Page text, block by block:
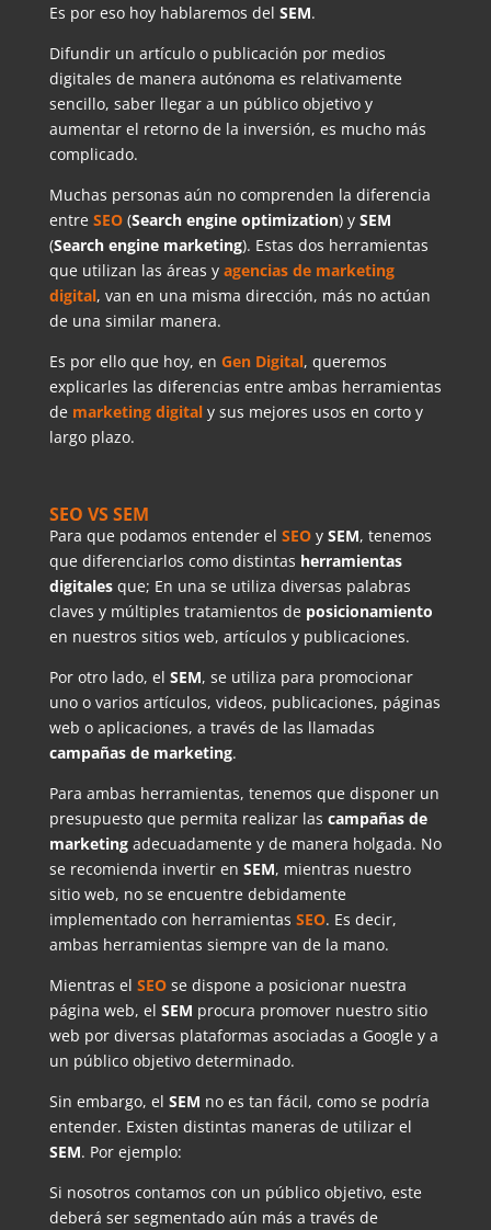
Es por eso hoy hablaremos del SEM.
Difundir un artículo o publicación por medios
digitales de manera autónoma es relativamente
sencillo, saber llegar a un público objetivo y
aumentar el retorno de la inversión, es mucho más
complicado.
Muchas personas aún no comprenden la diferencia
entre SEO(Search engine optimization) y SEM
(Search engine marketing). Estas dos herramientas
que utilizan las áreas y agencias de marketing
digital, van en una misma dirección, más no actúan
de una similar manera.
Es por ello que hoy, en Gen Digital, queremos
explicarles las diferencias entre ambas herramientas
de marketing digitaly sus mejores usos en corto y
largo plazo.
SEO VS SEM
Para que podamos entender el SEOy SEM, tenemos
que diferenciarlos como distintas herramientas
digitalesque; En una se utiliza diversas palabras
claves y múltiples tratamientos de posicionamiento
en nuestros sitios web, artículos y publicaciones.
Por otro lado, el SEM, se utiliza para promocionar
uno o varios artículos, videos, publicaciones, páginas
web o aplicaciones, a través de las llamadas
campañas de marketing.
Para ambas herramientas, tenemos que disponer un
presupuesto que permita realizar las campañas de
marketingadecuadamente y de manera holgada. No
se recomienda invertir en SEM, mientras nuestro
sitio web, no se encuentre debidamente
implementado con herramientas SEO. Es decir,
ambas herramientas siempre van de la mano.
Mientras el SEOse dispone a posicionar nuestra
página web, el SEM procura promover nuestro sitio
web por diversas plataformas asociadas a Google y a
un público objetivo determinado.
Sin embargo, el SEM no es tan fácil, como se podría
entender. Existen distintas maneras de utilizar el
SEM. Por ejemplo:
Si nosotros contamos con un público objetivo, este
deberá ser segmentado aún más a través de